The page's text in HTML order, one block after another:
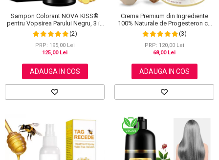
Sampon Colorant NOVA KISS®
pentru Vopsirea Parului Negru, 3 in
1, Acoperire Fire Albe, 500 ml
(2)
PRP: 195,00 Lei
125,00 Lei
ADAUGA IN COS
Crema Premium din Ingrediente
100% Naturale de Progesteron ce
amelioreaza Menstruatia sau
Menopauza, Elaimei 60 g
(3)
PRP: 120,00 Lei
68,00 Lei
ADAUGA IN COS